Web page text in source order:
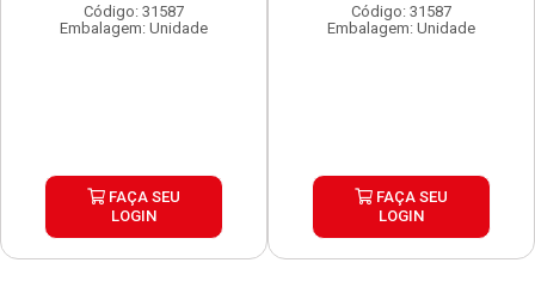
Código: 31587
Embalagem: Unidade
FAÇA SEU
LOGIN
Código: 31587
Embalagem: Unidade
FAÇA SEU
LOGIN